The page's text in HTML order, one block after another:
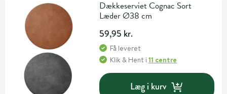
Dækkeserviet Cognac Sort
Læder Ø38 cm
59,95 kr.
Få leveret
Klik & Hent i11 centre
Læg i kurv